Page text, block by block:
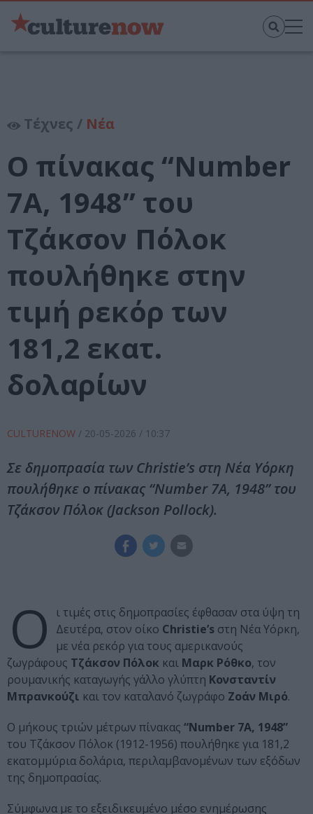
Τέχνες / Νέα
Ο πίνακας “Number
7A, 1948” του
Τζάκσον Πόλοκ
πουλήθηκε στην
τιμή ρεκόρ των
181,2 εκατ.
δολαρίων
CULTURENOW / 20-05-2026 / 10:37
Σε δημοπρασία των Christie’s στη Νέα Υόρκη
πουλήθηκε ο πίνακας “Number 7A, 1948” του
Τζάκσον Πόλοκ (Jackson Pollock).
Ο
ι τιμές στις δημοπρασίες έφθασαν στα ύψη τη
Δευτέρα, στον οίκο Christie’s στη Νέα Υόρκη,
με νέα ρεκόρ για τους αμερικανούς
ζωγράφους Τζάκσον Πόλοκ και Μαρκ Ρόθκο, τον
ρουμανικής καταγωγής γάλλο γλύπτη Κονσταντίν
Μπρανκούζι και τον καταλανό ζωγράφο Ζοάν Μιρό.
Ο μήκους τριών μέτρων πίνακας “Number 7A, 1948”
του Τζάκσον Πόλοκ (1912-1956) πουλήθηκε για 181,2
εκατομμύρια δολάρια, περιλαμβανομένων των εξόδων
της δημοπρασίας.
Σύμφωνα με το εξειδικευμένο μέσο ενημέρωσης